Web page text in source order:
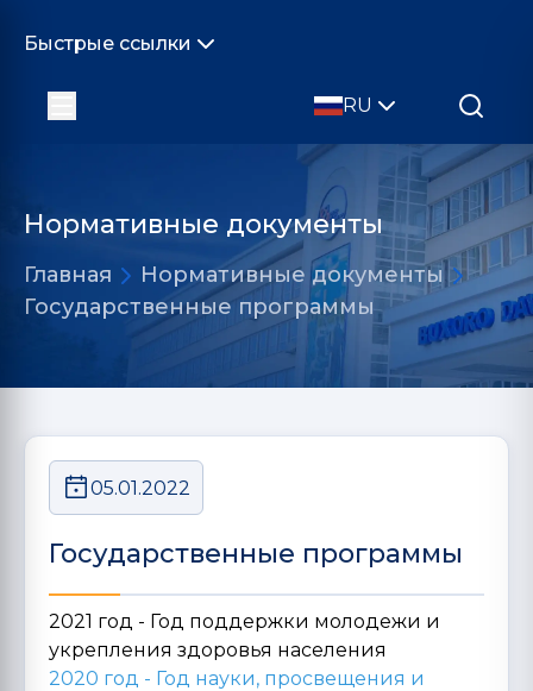
Быстрые ссылки
RU
Нормативные документы
Главная
Нормативные документы
Государственные программы
05.01.2022
Государственные программы
2021 год - Год поддержки молодежи и
укрепления здоровья населения
2020 год - Год науки, просвещения и